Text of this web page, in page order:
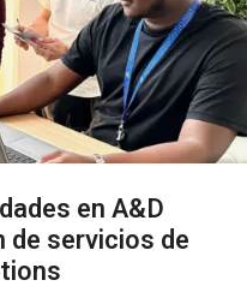
en A&D
de servicios de